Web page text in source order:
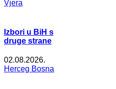
Vjera
Izbori u BiH s
druge strane
02.08.2026.
Herceg Bosna